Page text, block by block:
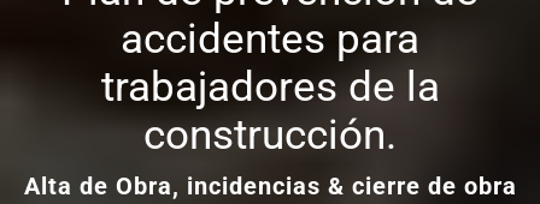
accidentes para
trabajadores de la
construcción.
Alta de Obra, incidencias & cierre de obra